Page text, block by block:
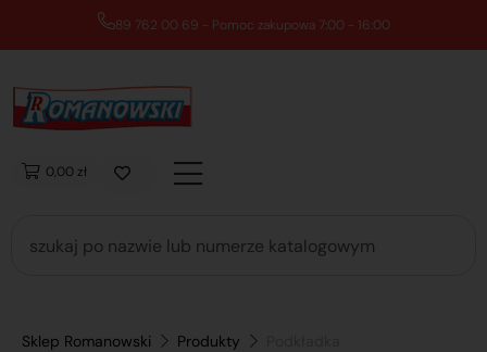
89 762 00 69 - Pomoc zakupowa 7:00 - 16:00
0,00 zł
Sklep Romanowski Produkty